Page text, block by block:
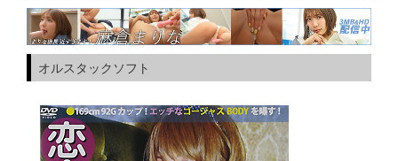
オルスタックソフト